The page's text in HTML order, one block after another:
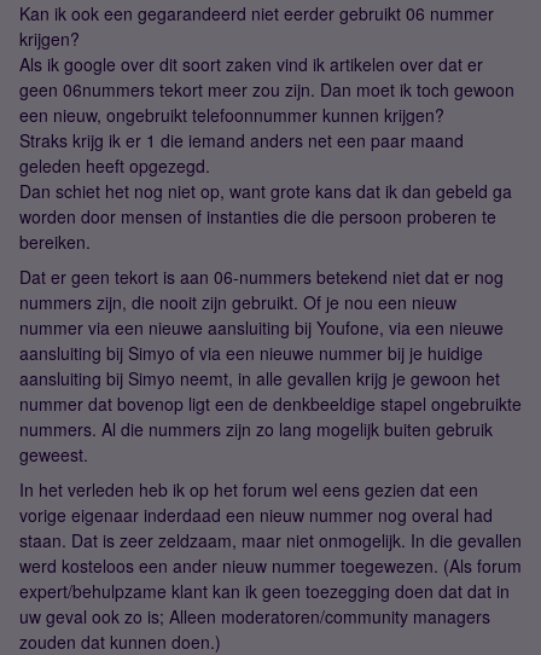
Kan ik ook een gegarandeerd niet eerder gebruikt 06 nummer
krijgen?
Als ik google over dit soort zaken vind ik artikelen over dat er
geen 06nummers tekort meer zou zijn. Dan moet ik toch gewoon
een nieuw, ongebruikt telefoonnummer kunnen krijgen?
Straks krijg ik er 1 die iemand anders net een paar maand
geleden heeft opgezegd.
Dan schiet het nog niet op, want grote kans dat ik dan gebeld ga
worden door mensen of instanties die die persoon proberen te
bereiken.
Dat er geen tekort is aan 06-nummers betekend niet dat er nog
nummers zijn, die nooit zijn gebruikt. Of je nou een nieuw
nummer via een nieuwe aansluiting bij Youfone, via een nieuwe
aansluiting bij Simyo of via een nieuwe nummer bij je huidige
aansluiting bij Simyo neemt, in alle gevallen krijg je gewoon het
nummer dat bovenop ligt een de denkbeeldige stapel ongebruikte
nummers. Al die nummers zijn zo lang mogelijk buiten gebruik
geweest.
In het verleden heb ik op het forum wel eens gezien dat een
vorige eigenaar inderdaad een nieuw nummer nog overal had
staan. Dat is zeer zeldzaam, maar niet onmogelijk. In die gevallen
werd kosteloos een ander nieuw nummer toegewezen. (Als forum
expert/behulpzame klant kan ik geen toezegging doen dat dat in
uw geval ook zo is; Alleen moderatoren/community managers
zouden dat kunnen doen.)